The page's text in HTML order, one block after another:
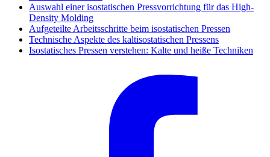
Auswahl einer isostatischen Pressvorrichtung für das High-
Density Molding
Aufgeteilte Arbeitsschritte beim isostatischen Pressen
Technische Aspekte des kaltisostatischen Pressens
Isostatisches Pressen verstehen: Kalte und heiße Techniken